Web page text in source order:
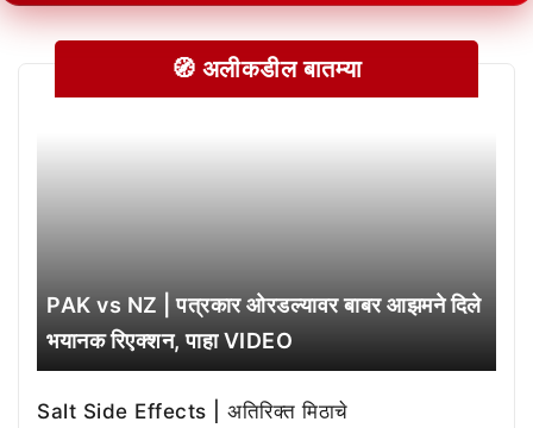
🧭 अलीकडील बातम्या
PAK vs NZ | पत्रकार ओरडल्यावर बाबर आझमने दिले
भयानक रिएक्शन, पाहा VIDEO
Salt Side Effects | अतिरिक्त मिठाचे